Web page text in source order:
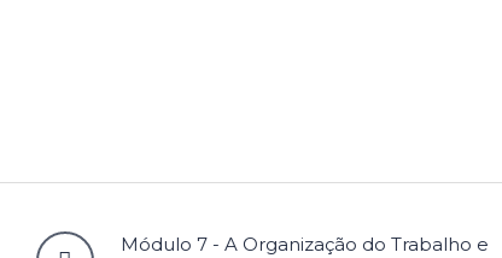
Módulo 7 - A Organização do Trabalho e